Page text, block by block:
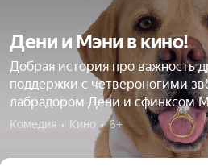
Дени и Мэни в кино!
Добрая история про важность
поддержки с четвероногими
лабрадором Дени и сфинксом
Комедия  •  Кино  •  6+